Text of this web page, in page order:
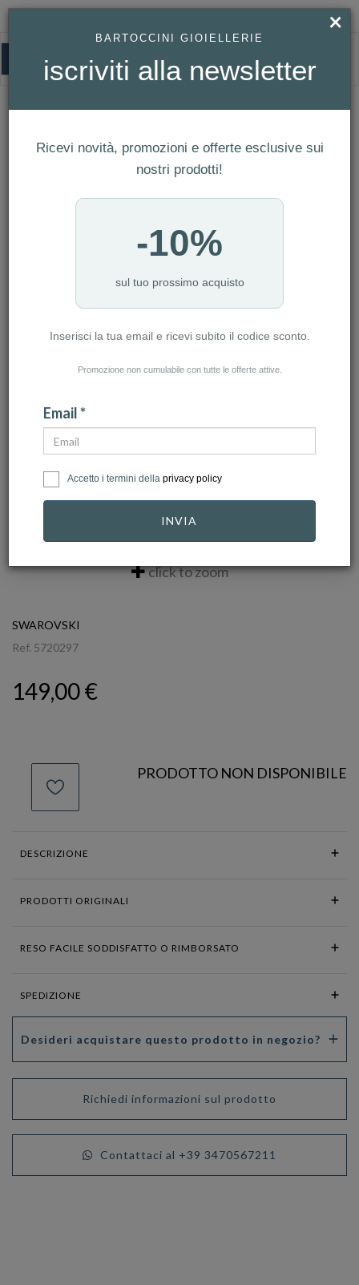
HOMEPAGE
SWAROVSKI - ANELLO APERTO IDYLLIA, TAGLIO MISTO, FIORE, VERDE,
Swarovski - Anello aperto Idyllia, Taglio
misto, Fiore, Verde, Placcato color oro
Ref. 5720297
click to zoom
SWAROVSKI
Ref. 5720297
149,00 €
PRODOTTO NON DISPONIBILE
DESCRIZIONE
PRODOTTI ORIGINALI
RESO FACILE SODDISFATTO O RIMBORSATO
SPEDIZIONE
Desideri acquistare questo prodotto in negozio?
Richiedi informazioni sul prodotto
Contattaci al +39 3470567211
×
BARTOCCINI GIOIELLERIE
iscriviti alla newsletter
Ricevi novità, promozioni e offerte esclusive sui
nostri prodotti!
-10%
sul tuo prossimo acquisto
Inserisci la tua email e ricevi subito il codice sconto.
Promozione non cumulabile con tutte le offerte attive.
Email *
Accetto i termini della privacy policy
INVIA